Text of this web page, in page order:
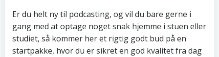
Er du helt ny til podcasting, og vil du bare gerne i
gang med at optage noget snak hjemme i stuen eller
studiet, så kommer her et rigtig godt bud på en
startpakke, hvor du er sikret en god kvalitet fra dag